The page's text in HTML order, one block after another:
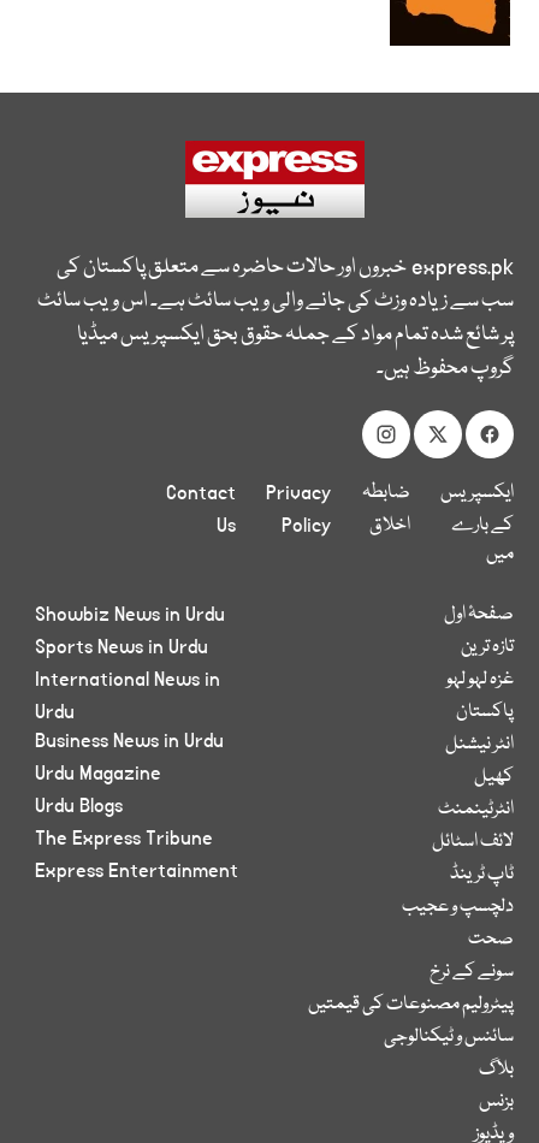
express.pkخبروں اور حالات حاضرہ سے متعلق پاکستان کی
سب سے زیادہ وزٹ کی جانے والی ویب سائٹ ہے۔ اس ویب سائٹ
پر شائع شدہ تمام مواد کے جملہ حقوق بحق ایکسپریس میڈیا
گروپ محفوظ ہیں۔
ایکسپریس
کے بارے
میں
ضابطہ
اخلاق
Privacy
Policy
Contact
Us
صفحۂ اول
تازہ ترین
غزہ لہو لہو
پاکستان
انٹر نیشنل
کھیل
انٹرٹینمنٹ
لائف اسٹائل
ٹاپ ٹرینڈ
دلچسپ و عجیب
صحت
سونے کے نرخ
پیٹرولیم مصنوعات کی قیمتیں
سائنس و ٹیکنالوجی
بلاگ
بزنس
ویڈیوز
Showbiz News in Urdu
Sports News in Urdu
International News in
Urdu
Business News in Urdu
Urdu Magazine
Urdu Blogs
The Express Tribune
Express Entertainment